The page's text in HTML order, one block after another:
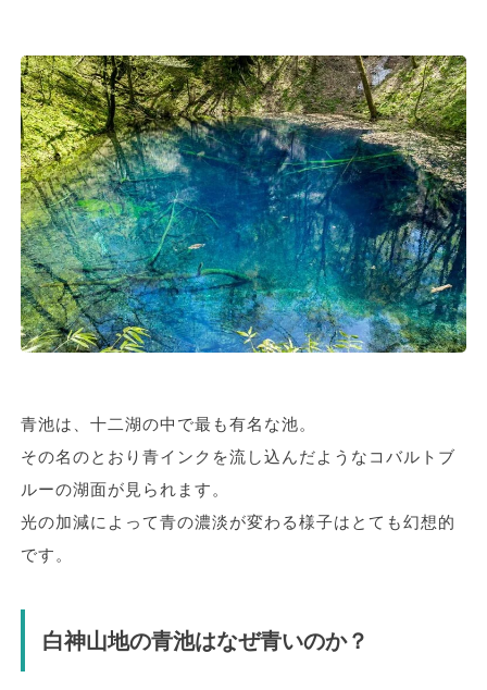
青池は、十二湖の中で最も有名な池。
その名のとおり青インクを流し込んだようなコバルトブ
ルーの湖面が見られます。
光の加減によって青の濃淡が変わる様子はとても幻想的
です。
白神山地の青池はなぜ青いのか？